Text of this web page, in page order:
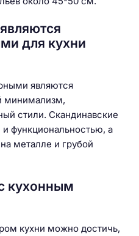
для кухни
являются
минимализм,
стили. Скандинавские
и функциональностью, а
металле и грубой
кухонным
кухни можно достичь,